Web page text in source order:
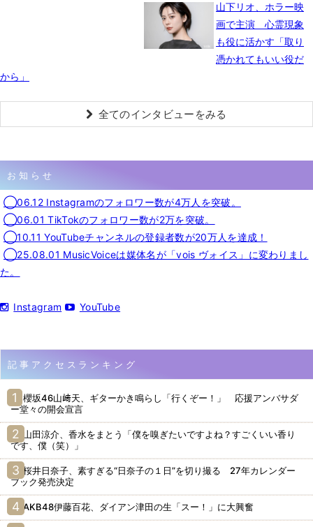
山下リオ、ホラー映
画で主演 心霊現象
も役に活かす「取り
憑かれてもいい役だ
から」
全てのインタビューをみる
お知らせ
◯06.12 Instagramのフォロワー数が4万人を突破。
◯06.01 TikTokのフォロワー数が2万を突破。
◯10.11 YouTubeチャンネルの登録者数が20万人を達成！
◯25.08.01 MusicVoiceは媒体名が「vois ヴォイス」に変わりまし
た。
Instagram YouTube
記事アクセスランキング
櫻坂46山﨑天、ギターかき鳴らし「行くぞー！」 応援アンバサダ
ー堂々の開会宣言
山田涼介、香水をまとう「僕を嗅ぎたいですよね？すごくいい香り
です、僕（笑）」
桜井日奈子、素すぎる“日奈子の１日”を切り撮る 27年カレンダー
ブック発売決定
AKB48伊藤百花、ダイアン津田の生「スー！」に大興奮